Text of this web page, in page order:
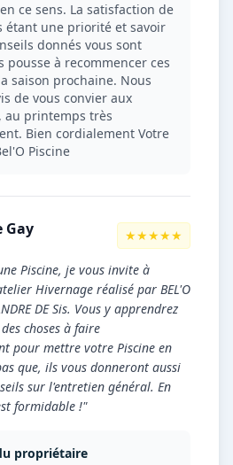
ce sens. La satisfaction de
étant une priorité et savoir
donnés vous sont
pousse à recommencer ces
saison prochaine. Nous
de vous convier aux
au printemps très
Bien cordialement Votre
Piscine
Gay ★★★★★
Piscine, je vous invite à
Hivernage réalisé par BEL'O
DE Sis. Vous y apprendrez
choses à faire
pour mettre votre Piscine en
que, ils vous donneront aussi
sur l'entretien général. En
formidable !"
propriétaire